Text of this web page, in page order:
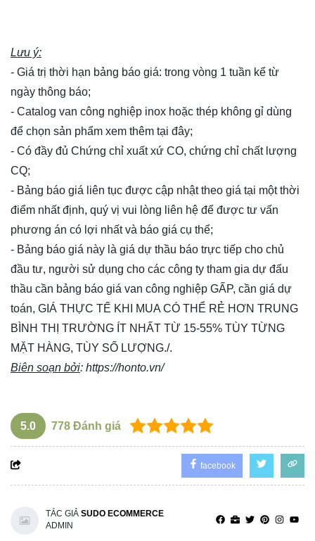
Lưu ý:
- Giá trị thời hạn bảng báo giá: trong vòng 1 tuần kể từ
ngày thông báo;
- Catalog van công nghiệp inox hoặc thép không gỉ dùng
để chọn sản phẩm xem thêm tại đây;
- Có đầy đủ Chứng chỉ xuất xứ CO, chứng chỉ chất lượng
CQ;
- Bảng báo giá liên tục được cập nhật theo giá tại một thời
điểm nhất định, quý vị vui lòng liên hệ để được tư vấn
phương án có lợi nhất và báo giá cụ thể;
- Bảng báo giá này là giá dự thầu báo trực tiếp cho chủ
đầu tư, người sử dụng cho các công ty tham gia dự đấu
thầu cần bảng báo giá van công nghiệp GẤP, cần giá dự
toán, GIÁ THỰC TẾ KHI MUA CÓ THỂ RẺ HƠN TRUNG
BÌNH THỊ TRƯỜNG ÍT NHẤT TỪ 15-55% TÙY TỪNG
MẶT HÀNG, TÙY SỐ LƯỢNG./.
Biên soạn bởi: https://honto.vn/
5.0 778 Đánh giá
facebook
TÁC GIẢ SUDO ECOMMERCE
ADMIN